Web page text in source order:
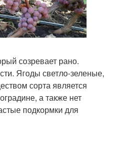
Элитные сорта
созревает рано.
Ягоды светло-зеленые,
сорта является
а также нет
подкормки для